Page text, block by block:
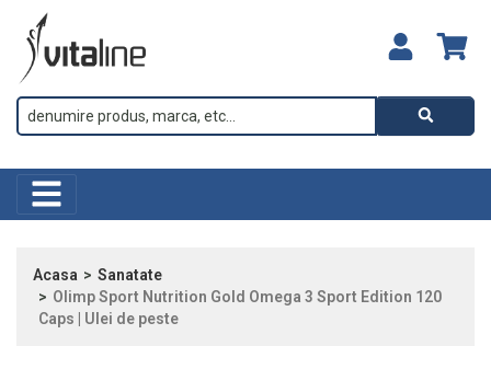
Acasa
Sanatate
Olimp Sport Nutrition Gold Omega 3 Sport Edition 120
Caps | Ulei de peste